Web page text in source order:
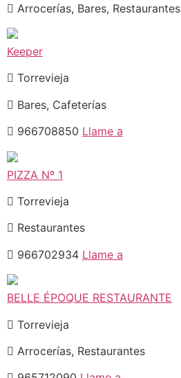
Arrocerías, Bares, Restaurantes
Keeper
Torrevieja
Bares, Cafeterías
966708850 Llame a
PIZZA Nº 1
Torrevieja
Restaurantes
966702934 Llame a
BELLE ÉPOQUE RESTAURANTE
Torrevieja
Arrocerías, Restaurantes